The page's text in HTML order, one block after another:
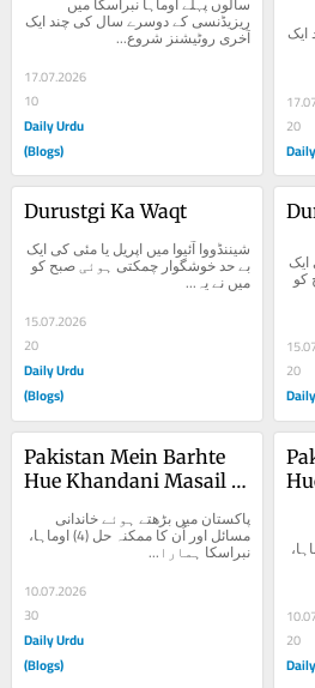
آخری روٹیشنز شروع...
17.07.2026
10
Daily Urdu
(Blogs)
20
Durustgi Ka Waqt
میں نے یہ...
15.07.2026
20
Daily Urdu
(Blogs)
20
Pakistan Mein Barhte
Hue Khandani Masail
(4)
نبراسکا ہمارا...
10.07.2026
30
Daily Urdu
(Blogs)
20